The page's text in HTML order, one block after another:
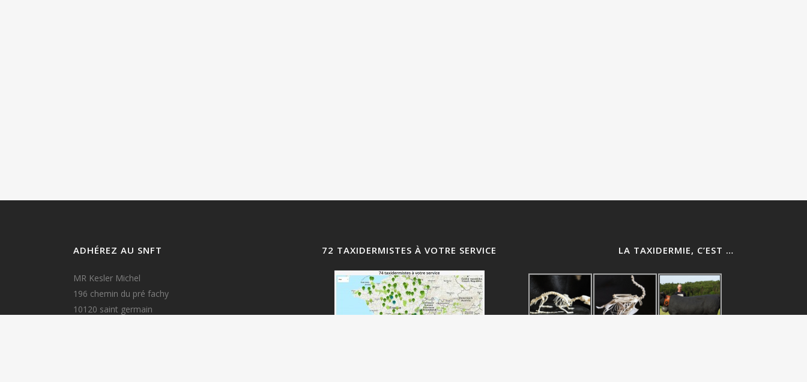
ADHÉREZ AU SNFT
MR Kesler Michel
196 chemin du pré fachy
10120 saint germain
72 TAXIDERMISTES À VOTRE SERVICE LA TAXIDERMIE, C’EST …